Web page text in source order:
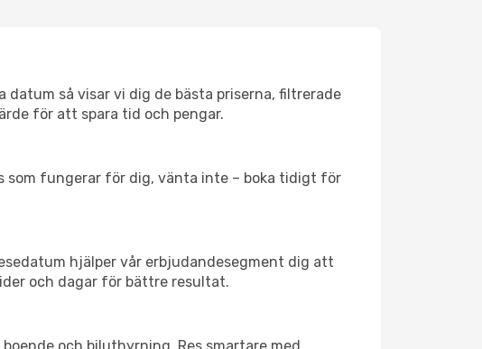
så visar vi dig de bästa priserna, filtrerade
för att spara tid och pengar.
som fungerar för dig, vänta inte – boka tidigt för
hjälper vår erbjudandesegment dig att
och dagar för bättre resultat.